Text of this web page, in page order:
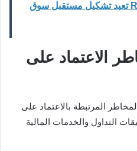
منصة Robinhood تعيد تشكيل مستقبل سوق
الاعتماد على
المرتبطة بالاعتماد على
التداول والخدمات المالية